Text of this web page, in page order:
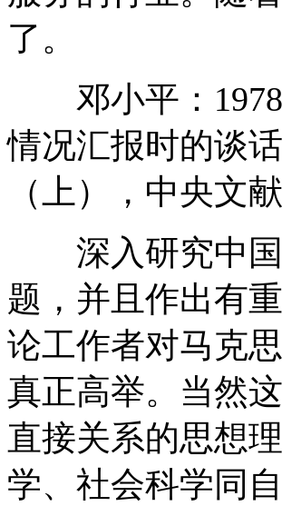
了。
邓小平：1978
情况汇报时的谈
（上），中央文
深入研究中国
题，并且作出有
论工作者对马克
真正高举。当然
直接关系的思想
学、社会科学同